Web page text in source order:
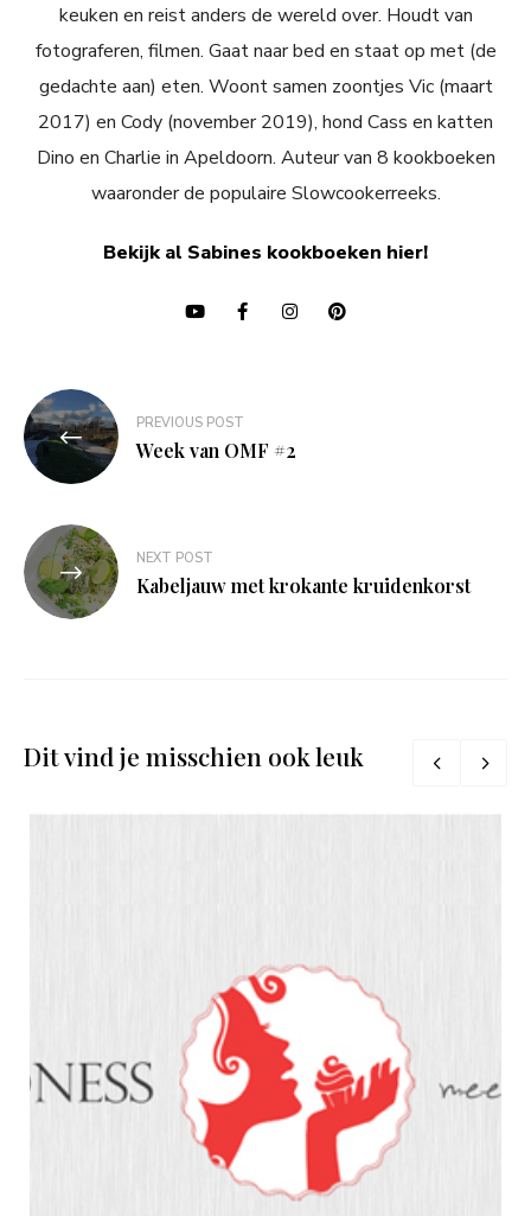
keuken en reist anders de wereld over. Houdt van
fotograferen, filmen. Gaat naar bed en staat op met (de
gedachte aan) eten. Woont samen zoontjes Vic (maart
2017) en Cody (november 2019), hond Cass en katten
Dino en Charlie in Apeldoorn. Auteur van 8 kookboeken
waaronder de populaire Slowcookerreeks.
Bekijk al Sabines kookboeken hier!
Bericht
navigatie
PREVIOUS POST
Week van OMF #2
NEXT POST
Kabeljauw met krokante kruidenkorst
Dit vind je misschien ook leuk